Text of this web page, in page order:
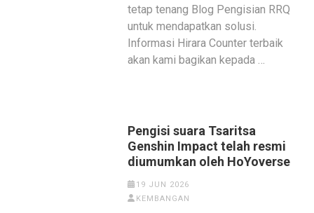
tetap tenang Blog Pengisian RRQ
untuk mendapatkan solusi.
Informasi Hirara Counter terbaik
akan kami bagikan kepada …
Pengisi suara Tsaritsa
Genshin Impact telah resmi
diumumkan oleh HoYoverse
19 JUN 2026
KEMBANGAN